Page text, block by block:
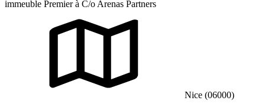
immeuble Premier à C/o Arenas Partners
Nice (06000)